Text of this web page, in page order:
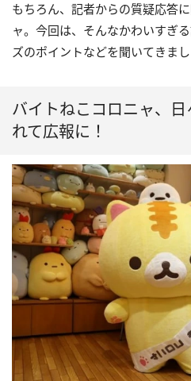
もちろん、記者からの質疑応答
ャ。今回は、そんなかわいすぎ
ズのポイントなどを聞いてきまし
バイトねこコロニャ、
れて広報に！